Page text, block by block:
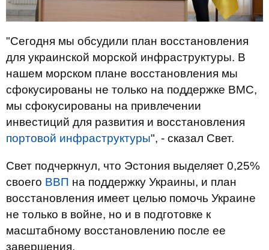
"Сегодня мы обсудили план восстановления
для украинской морской инфраструктуры. В
нашем морском плане восстановления мы
сфокусированы не только на поддержке ВМС,
мы сфокусированы на привлечении
инвестиций для развития и восстановления
портовой инфраструктуры", - сказал Свет.
Свет подчеркнул, что Эстония выделяет 0,25%
своего ВВП на поддержку Украины, и план
восстановления имеет целью помочь Украине
не только в войне, но и в подготовке к
масштабному восстановлению после ее
завершения.